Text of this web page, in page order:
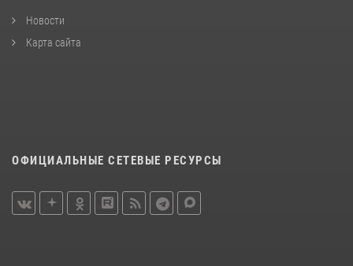
Новости
Карта сайта
ОФИЦИАЛЬНЫЕ СЕТЕВЫЕ РЕСУРСЫ